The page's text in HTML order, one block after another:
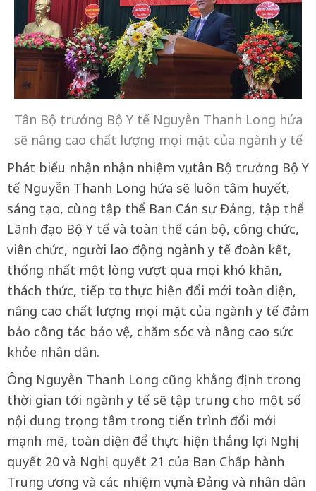
Tân Bộ trưởng Bộ Y tế Nguyễn Thanh Long hứa
sẽ nâng cao chất lượng mọi mặt của ngành y tế
Phát biểu nhận nhận nhiệm vụ, tân Bộ trưởng Bộ Y
tế Nguyễn Thanh Long hứa sẽ luôn tâm huyết,
sáng tạo, cùng tập thể Ban Cán sự Đảng, tập thể
Lãnh đạo Bộ Y tế và toàn thể cán bộ, công chức,
viên chức, người lao động ngành y tế đoàn kết,
thống nhất một lòng vượt qua mọi khó khăn,
thách thức, tiếp tục thực hiện đổi mới toàn diện,
nâng cao chất lượng mọi mặt của ngành y tế đảm
bảo công tác bảo vệ, chăm sóc và nâng cao sức
khỏe nhân dân.
Ông Nguyễn Thanh Long cũng khẳng định trong
thời gian tới ngành y tế sẽ tập trung cho một số
nội dung trọng tâm trong tiến trình đổi mới
mạnh mẽ, toàn diện để thực hiện thắng lợi Nghị
quyết 20 và Nghị quyết 21 của Ban Chấp hành
Trung ương và các nhiệm vụ mà Đảng và nhân dân